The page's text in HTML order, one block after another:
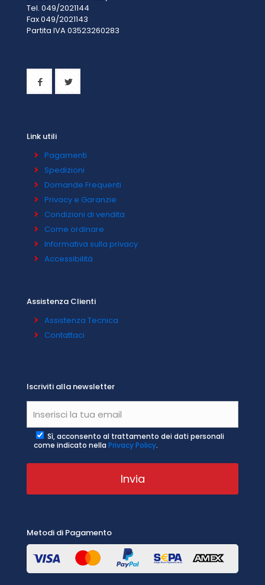
Tel. 049/2021144
Fax 049/2021143
Partita IVA 03523260283
Link utili
Pagamenti
Spedizioni
Domande Frequenti
Privacy e Garanzie
Condizioni di vendita
Come ordinare
Informativa sulla privacy
Accessibilità
Assistenza Clienti
Assistenza Tecnica
Contattaci
Iscriviti alla newsletter
Sì, acconsento al trattamento dei dati personali
come indicato nella Privacy Policy.
Metodi di Pagamento